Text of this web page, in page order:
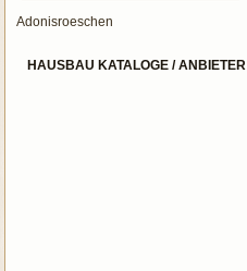
Adonisroeschen
HAUSBAU KATALOGE / ANBIETER